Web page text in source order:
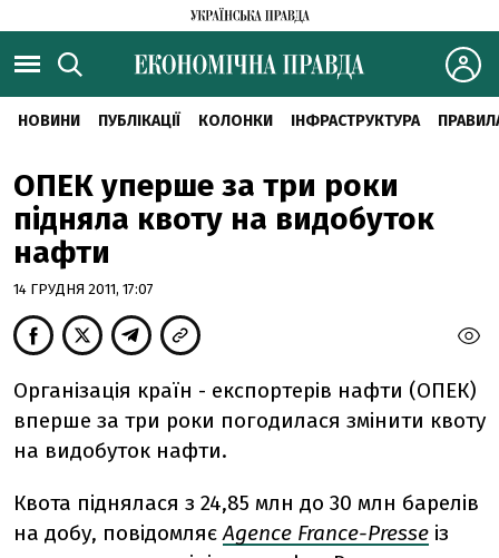
НОВИНИ ПУБЛІКАЦІЇ КОЛОНКИ ІНФРАСТРУКТУРА
ОПЕК уперше за три роки
підняла квоту на видобуток
нафти
14 ГРУДНЯ 2011, 17:07
Організація країн - експортерів нафти (ОПЕК)
вперше за три роки погодилася змінити квоту
на видобуток нафти.
Квота піднялася з 24,85 млн до 30 млн барелів
на добу, повідомляєAgence France-Presse із